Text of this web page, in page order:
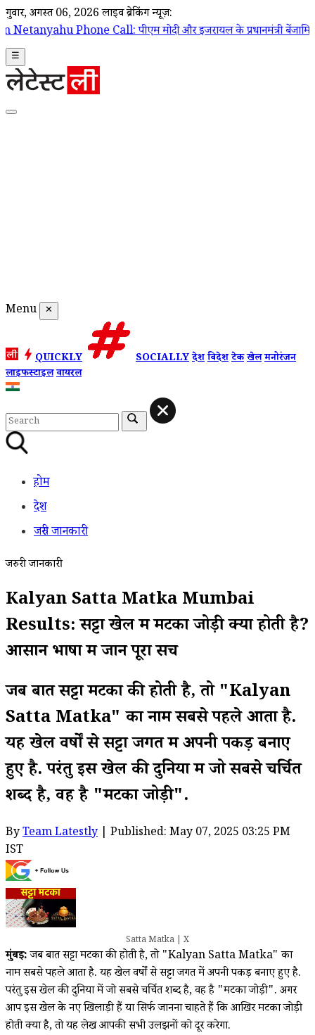
गुरूवार, अगस्त 06, 2026 लाइव ब्रेकिंग न्यूज़:
Call: पीएम मोदी और इजरायल के प्रधानमंत्री बेंजामिन नेतन्याहू के बीच फोन
☰
Menu ✕
QUICKLY SOCIALLYदेशविदेशटेकखेलमनोरंजन
लाइफस्टाइलवायरल
होम
देश
जरुरी जानकारी
जरुरी जानकारी
Kalyan Satta Matka Mumbai
Results: सट्टा खेल में मटका जोड़ी क्या होती है?
आसान भाषा में जानें पूरा सच
जब बात सट्टा मटका की होती है, तो "Kalyan
Satta Matka" का नाम सबसे पहले आता है.
यह खेल वर्षों से सट्टा जगत में अपनी पकड़ बनाए
हुए है. परंतु इस खेल की दुनिया में जो सबसे चर्चित
शब्द है, वह है "मटका जोड़ी".
ByTeam Latestly | Published: May 07, 2025 03:25 PM
IST
Satta Matka | X
मुंबई:जब बात सट्टा मटका की होती है, तो "Kalyan Satta Matka" का
नाम सबसे पहले आता है. यह खेल वर्षों से सट्टा जगत में अपनी पकड़ बनाए हुए है.
परंतु इस खेल की दुनिया में जो सबसे चर्चित शब्द है, वह है "मटका जोड़ी". अगर
आप इस खेल के नए खिलाड़ी हैं या सिर्फ जानना चाहते हैं कि आखिर मटका जोड़ी
होती क्या है, तो यह लेख आपकी सभी उलझनों को दूर करेगा.